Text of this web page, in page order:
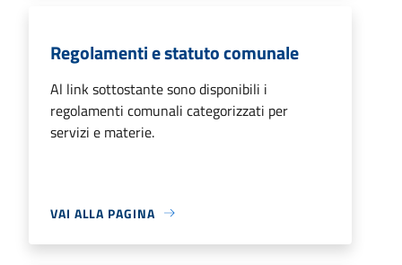
Regolamenti e statuto comunale
Al link sottostante sono disponibili i
regolamenti comunali categorizzati per
servizi e materie.
VAI ALLA PAGINA